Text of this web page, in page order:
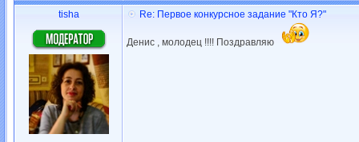
tisha Re: Первое конкурсное задание "Кто Я?"
Денис , молодец !!!! Поздравляю